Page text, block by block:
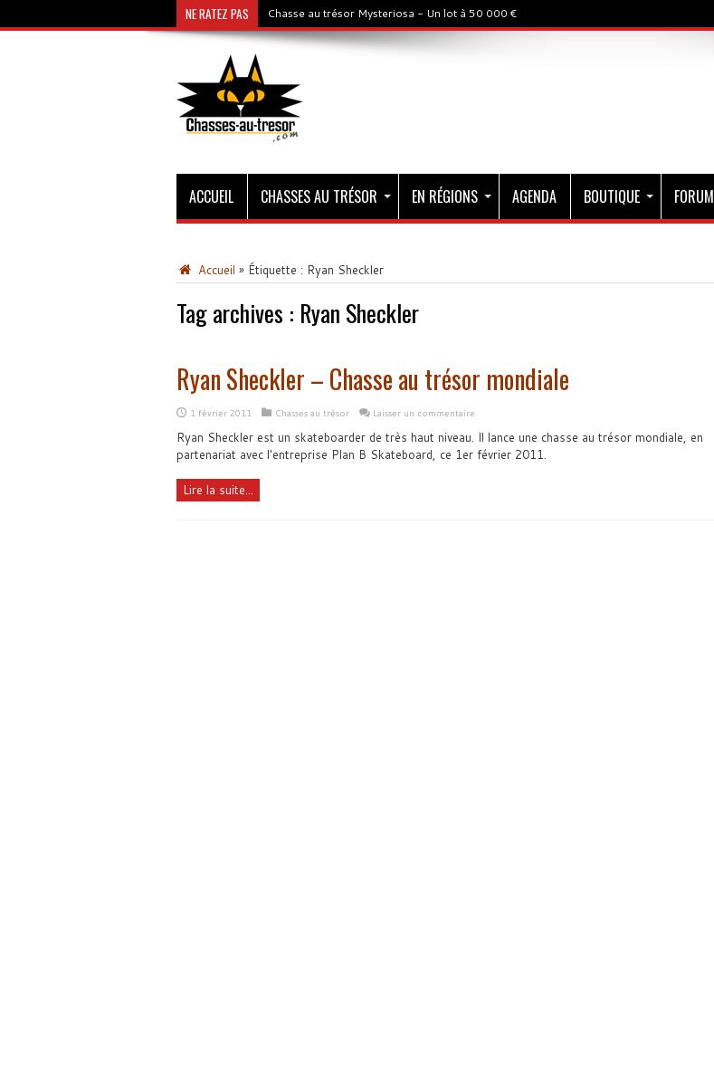
NE RATEZ PAS Chasse au trésor Mysteriosa - Un lot à 50 000 €
ACCUEIL CHASSES AU TRÉSOR EN RÉGIONS AGENDA BOUTIQUE FORUM
Accueil » Étiquette : Ryan Sheckler
Tag archives : Ryan Sheckler
Ryan Sheckler – Chasse au trésor mondiale
1 février 2011 Chasses au trésor Laisser un commentaire
Ryan Sheckler est un skateboarder de très haut niveau. Il lance une chasse au trésor mondiale, en
partenariat avec l'entreprise Plan B Skateboard, ce 1er février 2011.
Lire la suite...